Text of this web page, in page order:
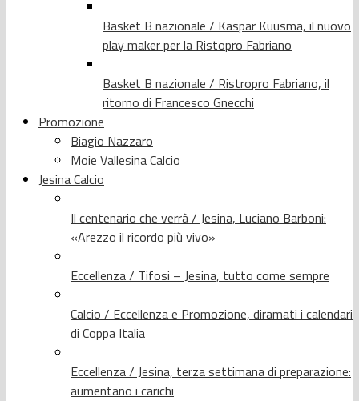
Basket B nazionale / Kaspar Kuusma, il nuovo
play maker per la Ristopro Fabriano
Basket B nazionale / Ristropro Fabriano, il
ritorno di Francesco Gnecchi
Promozione
Biagio Nazzaro
Moie Vallesina Calcio
Jesina Calcio
Il centenario che verrà / Jesina, Luciano Barboni:
«Arezzo il ricordo più vivo»
Eccellenza / Tifosi – Jesina, tutto come sempre
Calcio / Eccellenza e Promozione, diramati i calendari
di Coppa Italia
Eccellenza / Jesina, terza settimana di preparazione:
aumentano i carichi